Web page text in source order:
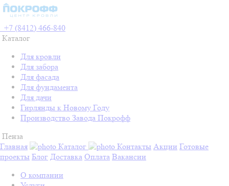
+7 (8412) 466-840
Каталог
Для кровли
Для забора
Для фасада
Для фундамента
Для дачи
Гирлянды к Новому Году
Производство Завода Покрофф
Пенза
Главная
Каталог Контакты Акции Готовые
проекты Блог Доставка Оплата Вакансии
О компании